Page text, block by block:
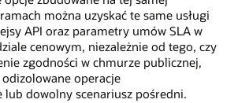
można uzyskać te same usługi
API oraz parametry umów SLA w
cenowym, niezależnie od tego, czy
zgodności w chmurze publicznej,
odizolowane operacje
lub dowolny scenariusz pośredni.